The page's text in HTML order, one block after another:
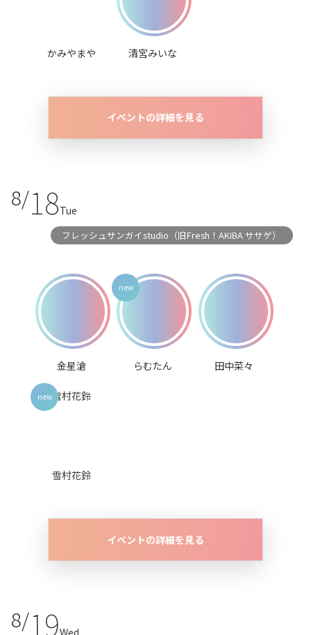
かみやまや 清宮みいな
イベントの詳細を見る
8/18Tue
フレッシュサンガイstudio（旧Fresh！AKIBA ササゲ）
金星滄 らむたん 田中菜々
雪村花鈴
イベントの詳細を見る
8/19